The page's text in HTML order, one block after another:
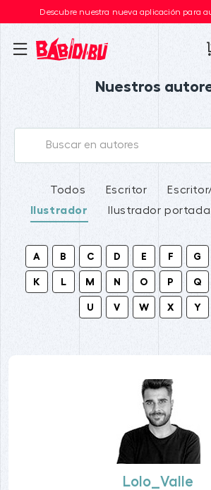
Descubre nuestra nueva aplicación para
Nuestros
Todos Escritor
Ilustrador
Ilustrador portada
A B C D E F G
K L M N O P Q
U V W X Y
Lolo_Valle